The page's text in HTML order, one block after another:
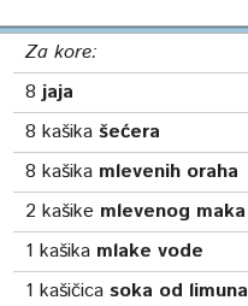
Za kore:
8 jaja
8 kašikašećera
8 kašika mlevenih oraha
2 kašike mlevenog maka
1 kašika mlake vode
1 kašičicasoka od limuna